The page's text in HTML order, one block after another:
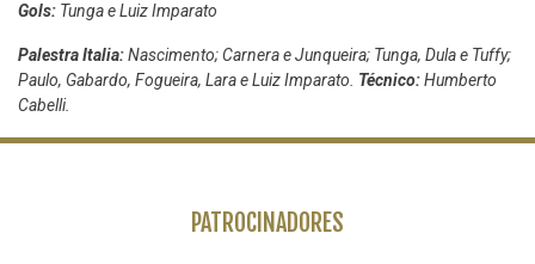
Gols: Tunga e Luiz Imparato
Palestra Italia:Nascimento; Carnera e Junqueira; Tunga, Dula e Tuffy;
Paulo, Gabardo, Fogueira, Lara e Luiz Imparato. Técnico:Humberto
Cabelli.
PATROCINADORES